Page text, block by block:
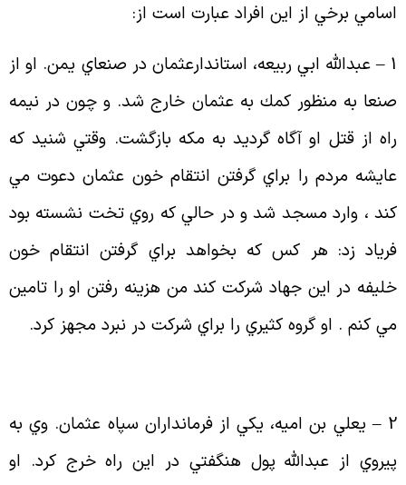
برخي از اين افراد عبارت است از :
عبدالله ابي ربيعه، استاندارعثمان در صنعاي يمن. او از
به منظور كمك به عثمان خارج شد. و چون در نيمه
از قتل او آگاه گرديد به مكه بازگشت. وقتي شنيد كه
مردم را براي گرفتن انتقام خون عثمان دعوت مي
، وارد مسجد شد و در حالي كه روي تخت نشسته بود
زد: هر كس كه بخواهد براي گرفتن انتقام خون
در اين جهاد شركت كند من هزينه رفتن او را تامين
كنم . او گروه كثيري را براي شركت در نبرد مجهز كرد.
يعلي بن اميه، يكي از فرمانداران سپاه عثمان. وي به
از عبدالله پول هنگفتي در اين راه خرج كرد. او